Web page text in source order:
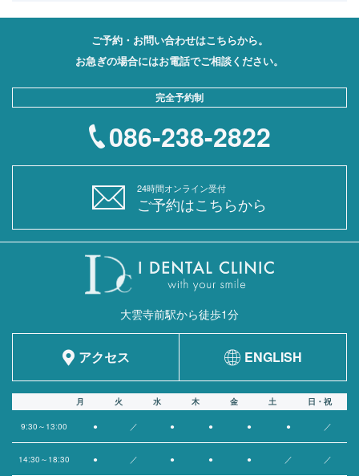
ご予約・お問い合わせはこちらから。
お急ぎの場合にはお電話でご相談ください。
完全予約制
086-238-2822
24時間オンライン受付
ご予約はこちらから
大雲寺前駅から徒歩1分
アクセス ENGLISH
月 火 水 木 金 土 日・祝
9:30～13:00 ● ／ ● ● ● ● ／
14:30～18:30 ● ／ ● ● ● ／ ／